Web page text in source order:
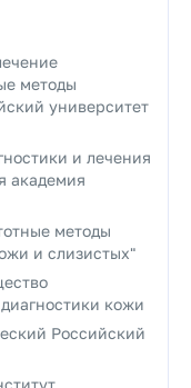
методы
университет
и лечения
академия
методы
и слизистых"
кожи
Российский